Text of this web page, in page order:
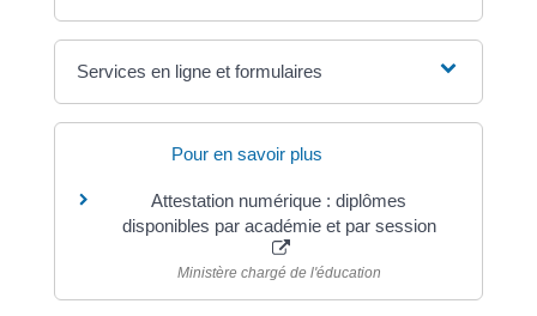
Services en ligne et formulaires
Pour en savoir plus
Attestation numérique : diplômes
disponibles par académie et par session
Ministère chargé de l'éducation